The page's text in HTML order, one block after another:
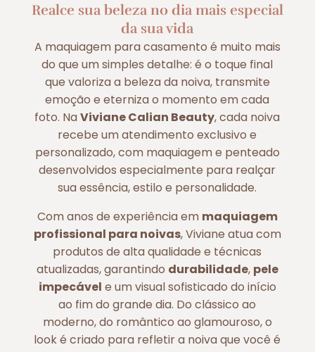
Realce sua beleza no dia mais especial
da sua vida
A maquiagem para casamento é muito mais
do que um simples detalhe: é o toque final
que valoriza a beleza da noiva, transmite
emoção e eterniza o momento em cada
foto. NaViviane Calian Beauty, cada noiva
recebe um atendimento exclusivo e
personalizado, com maquiagem e penteado
desenvolvidos especialmente para realçar
sua essência, estilo e personalidade.
Com anos de experiência em maquiagem
profissional para noivas, Viviane atua com
produtos de alta qualidade e técnicas
atualizadas, garantindo durabilidade, pele
impecável e um visual sofisticado do início
ao fim do grande dia. Do clássico ao
moderno, do romântico ao glamouroso, o
look é criado para refletir a noiva que você é